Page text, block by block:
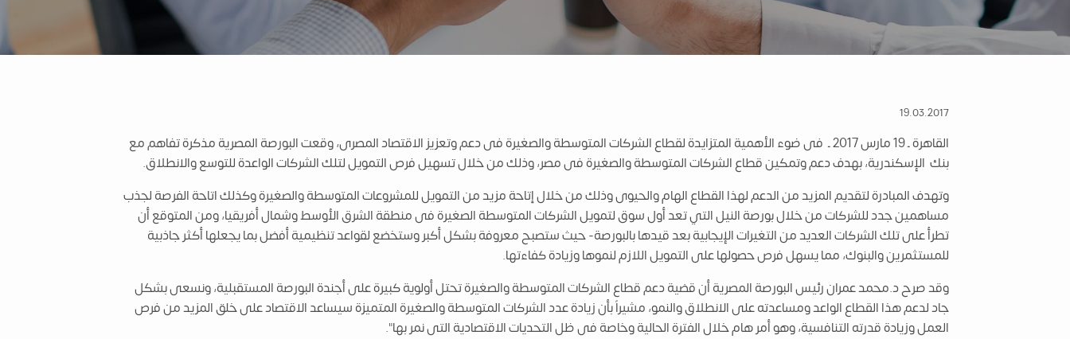
19.03.2017
القاهرة ـ 19 مارس 2017 ـ فى ضوء الأهمية المتزايدة لقطاع الشركات المتوسطة والصغيرة فى دعم وتعزيز الاقتصاد المصرى، وقعت البورصة المصرية مذكرة تفاهم مع
بنك الإسكندرية، بهدف دعم وتمكين قطاع الشركات المتوسطة والصغيرة فى مصر، وذلك من خلال تسهيل فرص التمويل لتلك الشركات الواعدة للتوسع والانطلاق.
وتهدف المبادرة لتقديم المزيد من الدعم لهذا القطاع الهام والحيوى وذلك من خلال إتاحة مزيد من التمويل للمشروعات المتوسطة والصغيرة وكذلك اتاحة الفرصة لجذب
مساهمين جدد للشركات من خلال بورصة النيل التي تعد أول سوق لتمويل الشركات المتوسطة الصغيرة فى منطقة الشرق الأوسط وشمال أفريقيا، ومن المتوقع أن
تطرأ على تلك الشركات العديد من التغيرات الإيجابية بعد قيدها بالبورصة- حيث ستصبح معروفة بشكل أكبر وستخضع لقواعد تنظيمية أفضل بما يجعلها أكثر جاذبية
للمستثمرين والبنوك، مما يسهل فرص حصولها على التمويل اللازم لنموها وزيادة كفاءتها.
وقد صرح د.محمد عمران رئيس البورصة المصرية أن قضية دعم قطاع الشركات المتوسطة والصغيرة تحتل أولوية كبيرة على أجندة البورصة المستقبلية، ونسعى بشكل
جاد لدعم هذا القطاع الواعد ومساعدته على الانطلاق والنمو، مشيراً بأن زيادة عدد الشركات المتوسطة والصغيرة المتميزة سيساعد الاقتصاد على خلق المزيد من فرص
العمل وزيادة قدرته التنافسية، وهو أمر هام خلال الفترة الحالية وخاصة فى ظل التحديات الاقتصادية التى نمر بها".